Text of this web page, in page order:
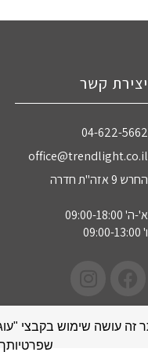
יצירת קשר
04-622-5662‏
office@trendlight.co.il
החרש 9 אזה"ת חדרה
א'-ה' 09:00-18:00
ו' 09:00-13:00